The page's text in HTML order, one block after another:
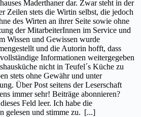
Maderthaner dar. Zwar steht in der
Zeilen stets die Wirtin selbst, die jedoch
des Wirten an ihrer Seite sowie ohne
der MitarbeiterInnen im Service und
Wissen und Gewissen wurde
und die Autorin hofft, dass
Informationen weitergegeben
nicht in Teufel´s Küche zu
stets ohne Gewähr und unter
Über Post seitens der Leserschaft
immer sehr! Beiträge abonnieren?
Feld leer. Ich habe die
gelesen und stimme zu. [...]